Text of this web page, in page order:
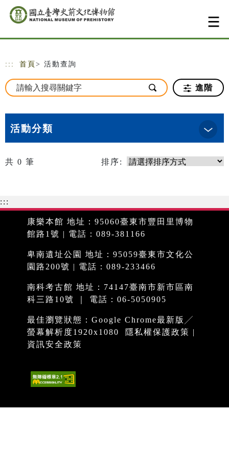
跳到主要內容
網站導覽
::: 首頁 > 活動查詢
進階
活動分類
共 0 筆 排序:
:::
康樂本館 地址：95060臺東市豐田里博物
館路1號 | 電話：089-381166
卑南遺址公園 地址：95059臺東市文化公
園路200號 | 電話：089-233466
南科考古館 地址：74147臺南市新市區南
科三路10號 ｜ 電話：06-5050905
最佳瀏覽狀態：Google Chrome最新版╱
螢幕解析度1920x1080
隱私權保護政策 |
資訊安全政策